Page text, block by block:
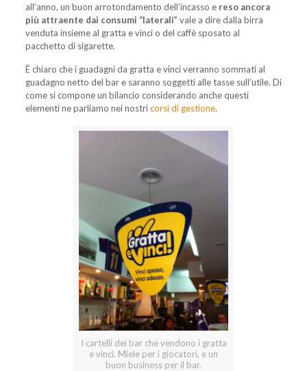
all’anno, un buon arrotondamento dell’incasso e reso ancora
più attraente dai consumi “laterali” vale a dire dalla birra
venduta insieme al gratta e vinci o del caffè sposato al
pacchetto di sigarette.
È chiaro che i guadagni da gratta e vinci verranno sommati al
guadagno netto del bar e saranno soggetti alle tasse sull’utile. Di
come si compone un bilancio considerando anche questi
elementi ne parliamo nei nostricorsi di gestione.
I cartelli dei bar che vendono i gratta
e vinci. Miele per i giocatori, e un
buon business per il bar.